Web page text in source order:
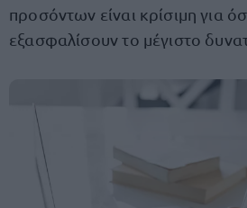
προσόντων είναι κρίσιμη για
εξασφαλίσουν το μέγιστο